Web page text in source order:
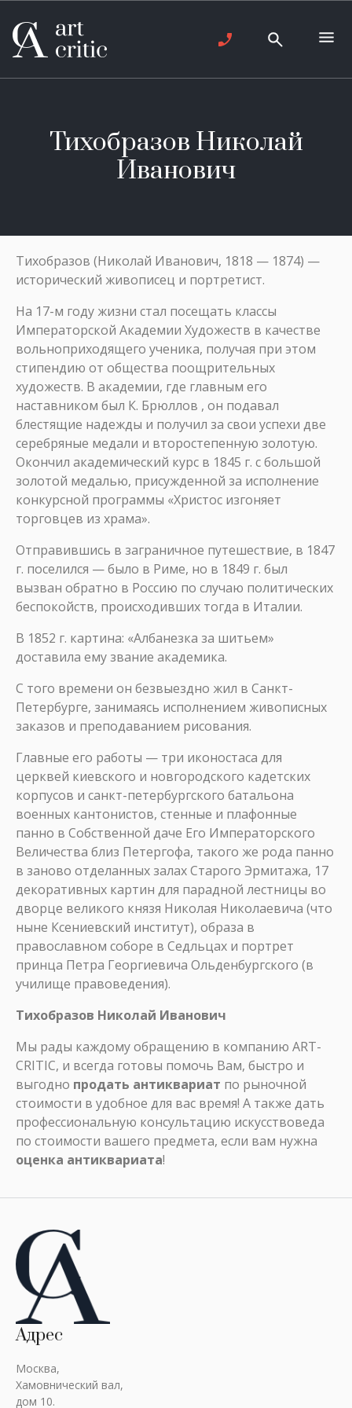
Тихобразов Николай
Иванович
Тихобразов (Николай Иванович, 1818 — 1874) —
исторический живописец и портретист.
На 17-м году жизни стал посещать классы
Императорской Академии Художеств в качестве
вольноприходящего ученика, получая при этом
стипендию от общества поощрительных
художеств. В академии, где главным его
наставником был К. Брюллов , он подавал
блестящие надежды и получил за свои успехи две
серебряные медали и второстепенную золотую.
Окончил академический курс в 1845 г. с большой
золотой медалью, присужденной за исполнение
конкурсной программы «Христос изгоняет
торговцев из храма».
Отправившись в заграничное путешествие, в 1847
г. поселился — было в Риме, но в 1849 г. был
вызван обратно в Россию по случаю политических
беспокойств, происходивших тогда в Италии.
В 1852 г. картина: «Албанезка за шитьем»
доставила ему звание академика.
С того времени он безвыездно жил в Санкт-
Петербурге, занимаясь исполнением живописных
заказов и преподаванием рисования.
Главные его работы — три иконостаса для
церквей киевского и новгородского кадетских
корпусов и санкт-петербургского батальона
военных кантонистов, стенные и плафонные
панно в Собственной даче Его Императорского
Величества близ Петергофа, такого же рода панно
в заново отделанных залах Старого Эрмитажа, 17
декоративных картин для парадной лестницы во
дворце великого князя Николая Николаевича (что
ныне Ксениевский институт), образа в
православном соборе в Седльцах и портрет
принца Петра Георгиевича Ольденбургского (в
училище правоведения).
Тихобразов Николай Иванович
Мы рады каждому обращению в компанию ART-
CRITIC, и всегда готовы помочь Вам, быстро и
выгодно продать антиквариат по рыночной
стоимости в удобное для вас время! А также дать
профессиональную консультацию искусствоведа
по стоимости вашего предмета, если вам нужна
оценка антиквариата!
Адрес
Москва,
Хамовнический вал,
дом 10.